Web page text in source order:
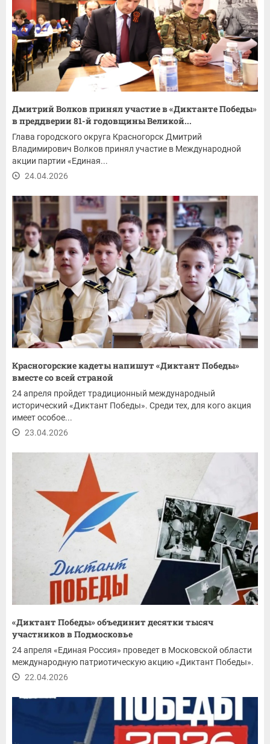
Дмитрий Волков принял участие в «Диктанте Победы»
в преддверии 81-й годовщины Великой...
Глава городского округа Красногорск Дмитрий
Владимирович Волков принял участие в Международной
акции партии «Единая...
24.04.2026
Красногорские кадеты напишут «Диктант Победы»
вместе со всей страной
24 апреля пройдет традиционный международный
исторический «Диктант Победы». Среди тех, для кого акция
имеет особое...
23.04.2026
«Диктант Победы» объединит десятки тысяч
участников в Подмосковье
24 апреля «Единая Россия» проведет в Московской области
международную патриотическую акцию «Диктант Победы».
22.04.2026